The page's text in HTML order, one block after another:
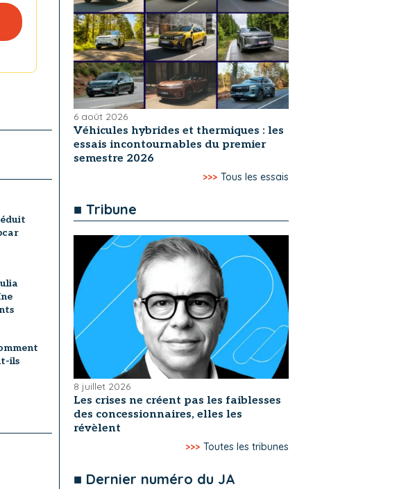
ils
6 août 2026
Véhicules hybrides et thermiques : les
essais incontournables du premier
semestre 2026
>>> Tous les essais
■ Tribune
8 juillet 2026
Les crises ne créent pas les faiblesses
des concessionnaires, elles les
révèlent
>>> Toutes les tribunes
■ Dernier numéro du JA